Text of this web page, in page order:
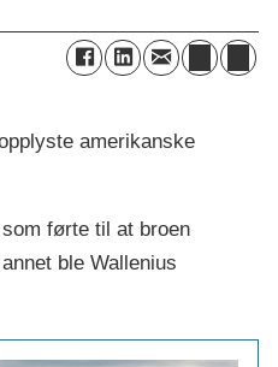
amerikanske
førte til at broen
ble Wallenius